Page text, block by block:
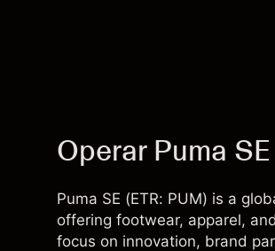
Operar Puma
Puma SE (ETR: PUM) is a
offering footwear, apparel,
focus on innovation, brand